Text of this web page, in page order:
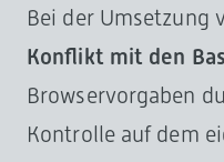
Bei der Umsetzung
Konflikt mit den
Browservorgaben
Kontrolle auf dem